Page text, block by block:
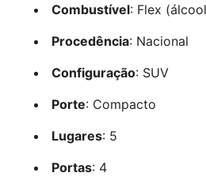
Combustível: Flex
Procedência: Nacional
Configuração: SUV
Porte: Compacto
Lugares: 5
Portas: 4